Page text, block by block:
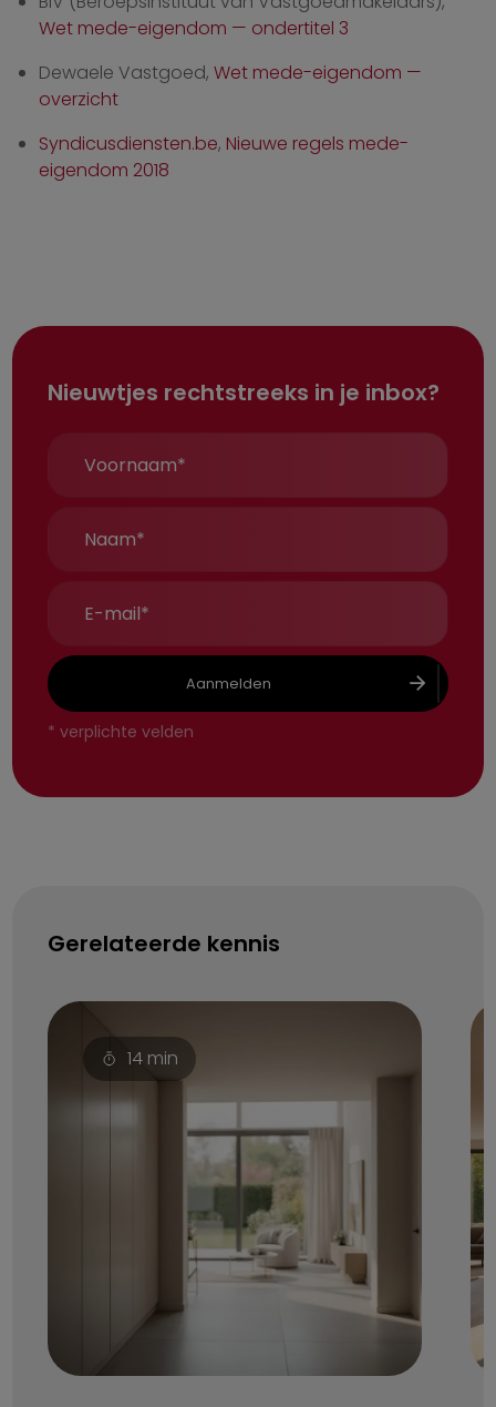
Wet mede-eigendom — ondertitel 3
Dewaele Vastgoed,Wet mede-eigendom —
overzicht
Syndicusdiensten.be, Nieuwe regels mede-
eigendom 2018
Nieuwtjes rechtstreeks in je inbox?
Aanmelden
*verplichte velden
Gerelateerde kennis
14 min